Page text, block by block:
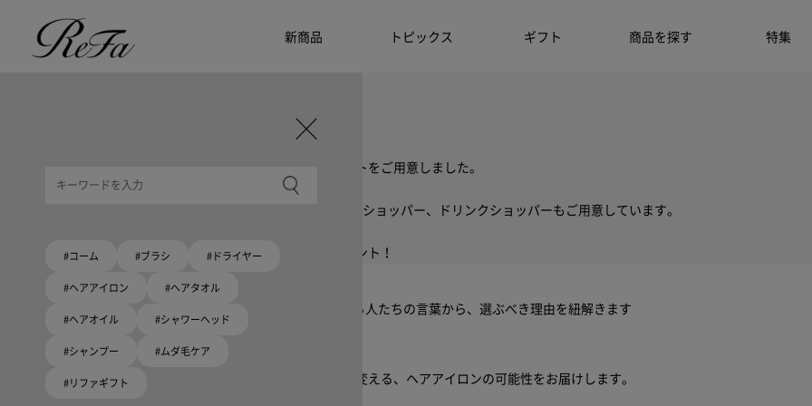
新商品 トピックス ギフト 商品を探す 特集
ReFa商品をご紹介します。プレゼント選びの参考に。
限定ラッピングバック・ショッパーまたはギフトスリーブセットをご用意しました。
大切な人への贈り物にリファオリジナルショッパー
リファロゴが入った、白色のショッパーを6サイズ、ピンク色のショッパー、ドリンクショッパーもご用意しています。
期間限定で対象商品のご購入でオリジナルショッパーをプレゼント！
Because ReFa | 上質な美しさを、妥協しない人へ
高機能ドライヤー Xモデルに宿る美学。上質な美しさを追求する人たちの言葉から、選ぶべき理由を紐解きます
いい髪めざす、大人たちへ。
髪がきれいって嬉しい。「でもヘアケアは大変」という概念を変える、ヘアアイロンの可能性をお届けします。
#コーム #ブラシ #ドライヤー
#ヘアアイロン #ヘアタオル
#ヘアオイル #シャワーヘッド
#シャンプー #ムダ毛ケア
#リファギフト